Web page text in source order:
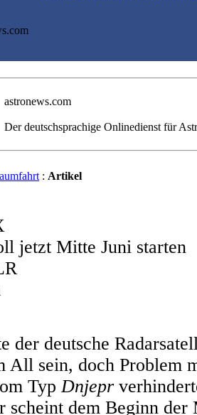
astronews.com
Der deutschsprachige Onlinedienst für
: Artikel
jetzt Mitte Juni starten
der deutsche
All sein, doch Problem
TypDnjepr
scheint dem Beginn